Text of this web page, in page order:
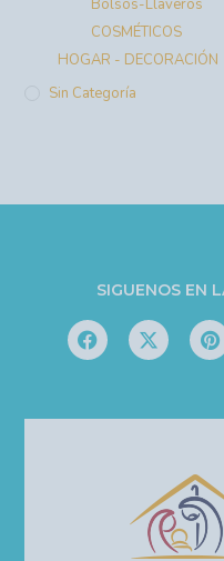
Bolsos-Llaveros
COSMÉTICOS
HOGAR - DECORACIÓN
Sin Categoría
SIGUENOS EN